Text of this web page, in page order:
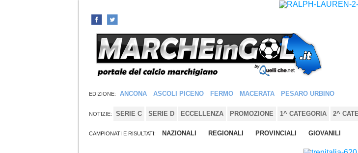
EDIZIONE: ANCONA ASCOLI PICENO FERMO MACERATA PESARO URBINO
NOTIZIE: SERIE C SERIE D ECCELLENZA PROMOZIONE 1^ CATEGORIA 2^
CAMPIONATI E RISULTATI: NAZIONALI REGIONALI PROVINCIALI GIOVANILI